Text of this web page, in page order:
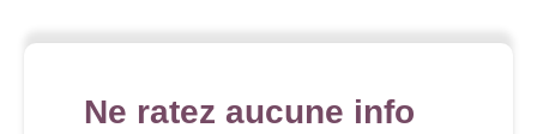
Ne ratez aucune info